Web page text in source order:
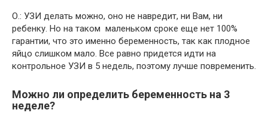
О.: УЗИ делать можно, оно не навредит, ни Вам, ни
ребенку. Но на таком маленьком сроке еще нет 100%
гарантии, что это именно беременность, так как плодное
яйцо слишком мало. Все равно придется идти на
контрольное УЗИ в 5 недель, поэтому лучше повременить.
Можно ли определить беременность на 3
неделе?